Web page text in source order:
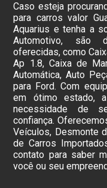
Caso esteja
para carros valor
Aquarius e tenha a
Automotivo, são
oferecidas, como
Ap 1.8, Caixa de
Automática, Auto
para Ford. Com
em ótimo estado,
necessidade de
confiança.
Veículos, Desmonte
de Carros
contato para saber
você ou seu